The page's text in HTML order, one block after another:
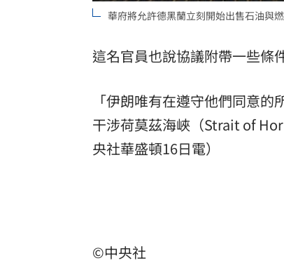
華府將允許德黑蘭立刻開始出售石油與燃
這名官員也說協議附帶一些條
「伊朗唯有在遵守他們同意
干涉荷莫茲海峽（Strait of
央社華盛頓16日電）
©中央社